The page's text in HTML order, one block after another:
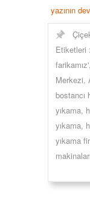
yazının
Etiketleri :
farikamız',
Merkezi,
bostancı
yıkama,
yıkama,
yıkama
makinaları